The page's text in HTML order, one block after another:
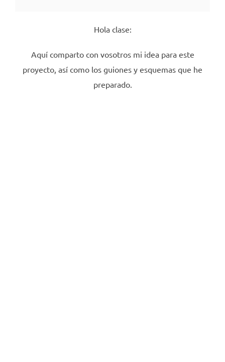
Hola clase:
Aquí comparto con vosotros mi idea para este
proyecto, así como los guiones y esquemas que he
preparado.